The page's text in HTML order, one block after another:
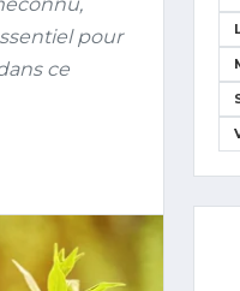
pour
ce